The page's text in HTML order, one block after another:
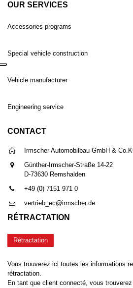
OUR SERVICES
Accessories programs
Special vehicle construction
Vehicle manufacturer
Engineering service
CONTACT
Irmscher Automobilbau GmbH &
Günther-Irmscher-Straße 14-22
D-73630 Remshalden
+49 (0) 7151 971 0
vertrieb_ec@irmscher.de
RÉTRACTATION
Rétractation
Vous trouverez ici toutes les informations
rétractation.
En tant que client connecté, vous